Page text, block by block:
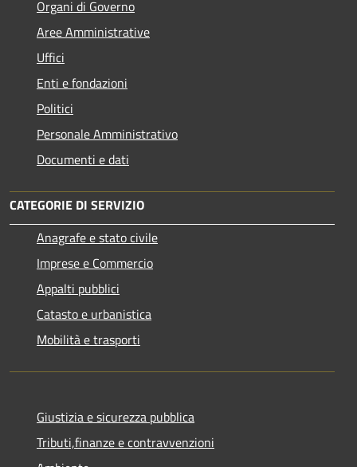
Organi di Governo
Aree Amministrative
Uffici
Enti e fondazioni
Politici
Personale Amministrativo
Documenti e dati
CATEGORIE DI SERVIZIO
Anagrafe e stato civile
Imprese e Commercio
Appalti pubblici
Catasto e urbanistica
Mobilità e trasporti
Giustizia e sicurezza pubblica
Tributi,finanze e contravvenzioni